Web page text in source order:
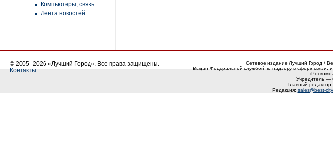
Компьютеры, связь
Лента новостей
© 2005–2026 «Лучший Город». Все права защищены.
Контакты
Сетевое издание Лучший Город /
Выдан Федеральной службой по надзору в сфере связи,
Учредитель
Главный
Редакция: sales@best-